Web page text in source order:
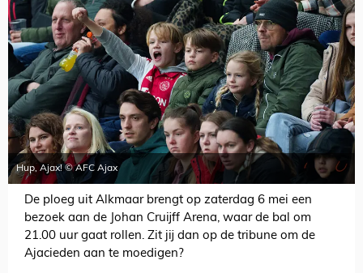
Hup, Ajax! © AFC Ajax
De ploeg uit Alkmaar brengt op zaterdag 6 mei een
bezoek aan de Johan Cruijff Arena, waar de bal om
21.00 uur gaat rollen. Zit jij dan op de tribune om de
Ajacieden aan te moedigen?